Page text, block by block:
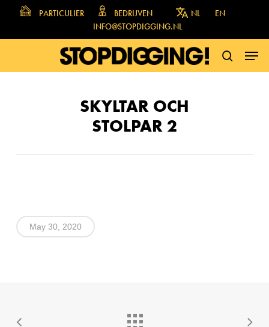
main
PARTICULIER BEDRIJVEN NL
EN
INFO@STOPDIGGING.NL
SKYLTAR OCH
STOLPAR 2
May 30, 2020